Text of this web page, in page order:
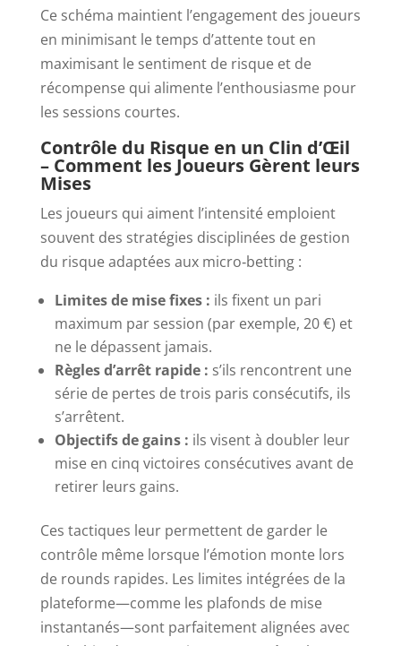
Ce schéma maintient l’engagement des joueurs
en minimisant le temps d’attente tout en
maximisant le sentiment de risque et de
récompense qui alimente l’enthousiasme pour
les sessions courtes.
Contrôle du Risque en un Clin d’Œil
– Comment les Joueurs Gèrent leurs
Mises
Les joueurs qui aiment l’intensité emploient
souvent des stratégies disciplinées de gestion
du risque adaptées aux micro‑betting :
Limites de mise fixes : ils fixent un pari
maximum par session (par exemple, 20 €) et
ne le dépassent jamais.
Règles d’arrêt rapide : s’ils rencontrent une
série de pertes de trois paris consécutifs, ils
s’arrêtent.
Objectifs de gains : ils visent à doubler leur
mise en cinq victoires consécutives avant de
retirer leurs gains.
Ces tactiques leur permettent de garder le
contrôle même lorsque l’émotion monte lors
de rounds rapides. Les limites intégrées de la
plateforme—comme les plafonds de mise
instantanés—sont parfaitement alignées avec